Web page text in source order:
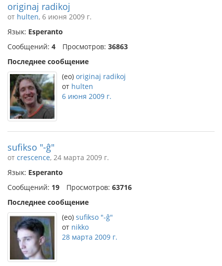
originaj radikoj
от hulten, 6 июня 2009 г.
Язык: Esperanto
Сообщений: 4 Просмотров: 36863
Последнее сообщение
(eo) originaj radikoj
от hulten
6 июня 2009 г.
sufikso "-ĝ"
от crescence, 24 марта 2009 г.
Язык: Esperanto
Сообщений: 19 Просмотров: 63716
Последнее сообщение
(eo) sufikso "-ĝ"
от nikko
28 марта 2009 г.